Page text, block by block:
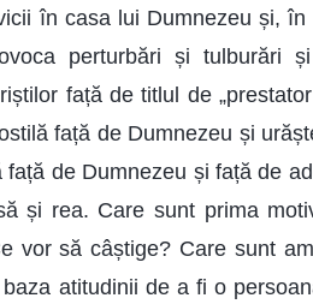
în casa lui Dumnezeu și,
perturbări și tulburări
față de titlul de
față de Dumnezeu și
de Dumnezeu și față de
și rea. Care sunt prima
vor să câștige? Care sunt
atitudinii de a fi o